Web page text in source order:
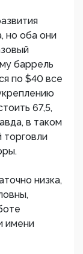
но оба они
баррель
по $40 все
67,5,
в таком
торговли
низка,
имени